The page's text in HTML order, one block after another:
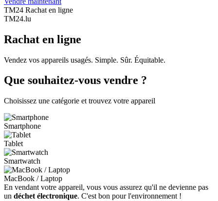
TM24 Rachat en ligne
TM24.lu
Rachat en ligne
Vendez vos appareils usagés. Simple. Sûr. Équitable.
Que souhaitez-vous vendre ?
Choisissez une catégorie et trouvez votre appareil
Smartphone
Tablet
Smartwatch
MacBook / Laptop
En vendant votre appareil, vous vous assurez qu'il ne devienne pas
un déchet électronique. C'est bon pour l'environnement !